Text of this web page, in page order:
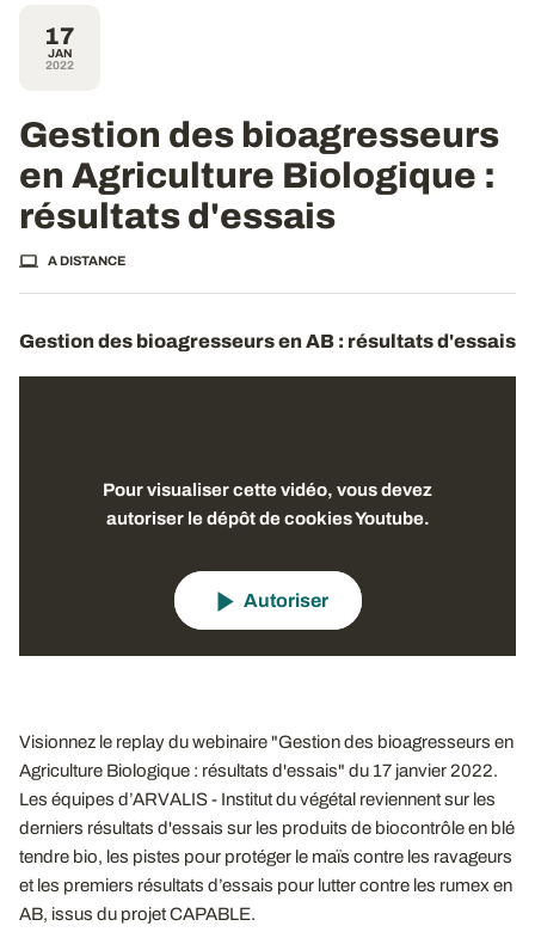
17
JAN
2022
Gestion des bioagresseurs
en Agriculture Biologique :
résultats d'essais
A DISTANCE
Gestion des bioagresseurs en AB : résultats d'essais
Pour visualiser cette vidéo, vous devez
autoriser le dépôt de cookies Youtube.
Autoriser
Visionnez le replay du webinaire "Gestion des bioagresseurs en
Agriculture Biologique : résultats d'essais" du 17 janvier 2022.
Les équipes d’ARVALIS - Institut du végétal reviennent sur les
derniers résultats d'essais sur les produits de biocontrôle en blé
tendre bio, les pistes pour protéger le maïs contre les ravageurs
et les premiers résultats d’essais pour lutter contre les rumex en
AB, issus du projet CAPABLE.